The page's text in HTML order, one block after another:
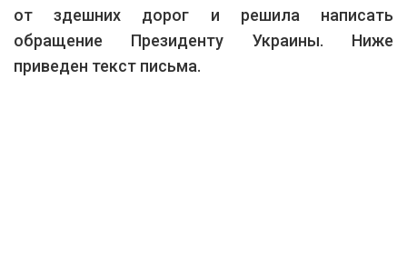
от здешних дорог и решила написать
обращение Президенту Украины. Ниже
приведен текст письма.